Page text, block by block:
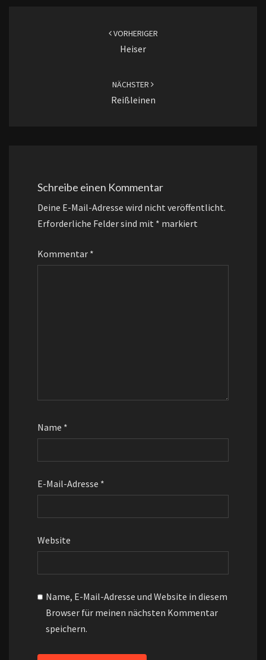
VORHERIGER
Heiser
NÄCHSTER
Reißleinen
Schreibe einen Kommentar
Deine E-Mail-Adresse wird nicht veröffentlicht.
Erforderliche Felder sind mit * markiert
Kommentar *
Name *
E-Mail-Adresse *
Website
Name, E-Mail-Adresse und Website in diesem
Browser für meinen nächsten Kommentar
speichern.